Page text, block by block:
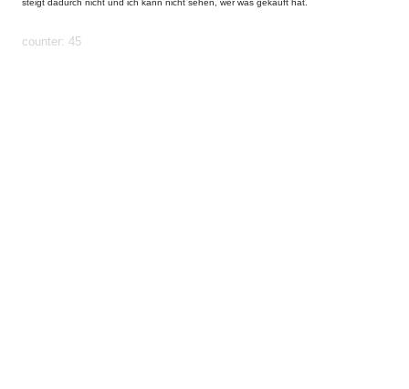
steigt dadurch nicht und ich kann nicht sehen, wer was gekauft hat.
counter: 45